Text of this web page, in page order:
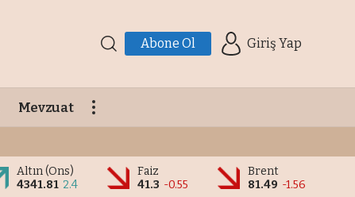
Abone Ol Giriş Yap
Mevzuat
Altın (Ons)
4341.81 2.4
Faiz
41.3 -0.55
Brent
81.49 -1.56